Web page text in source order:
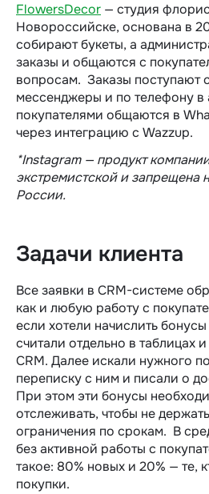
FlowersDecor — студия
Новороссийске, основана в
собирают букеты, а
заказы и общаются с
вопросам. Заказы поступают
мессенджеры и по телефону в
покупателями общаются в
через интеграцию с Wazzup.
*Instagram — продукт
экстремистской и запрещена
России.
Задачи клиента
Все заявки в CRM-системе
как и любую работу с
если хотели начислить
считали отдельно в таблицах
CRM. Далее искали нужного
переписку с ним и писали о
При этом эти бонусы
отслеживать, чтобы не
ограничения по срокам. В
без активной работы с
такое: 80% новых и 20% — те,
покупки.